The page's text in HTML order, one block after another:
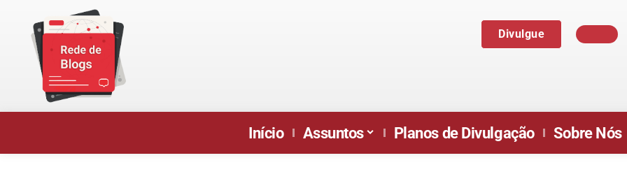
Divulgue
Início Assuntos Planos de Divulgação Sobre Nós